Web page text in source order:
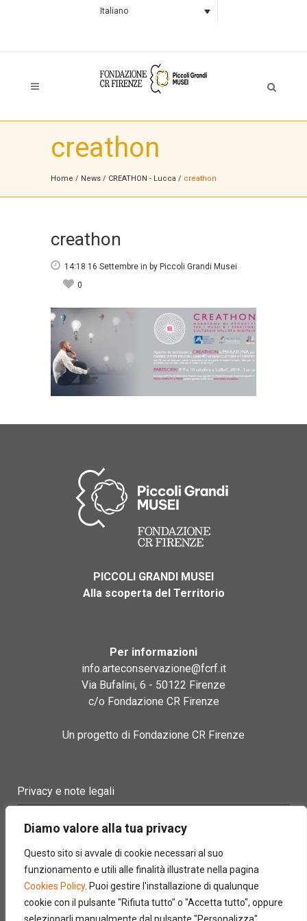
Diamo valore alla tua privacy
Questo sito si avvale di cookie necessari al suo
funzionamento e utili alle finalità illustrate nella pagina
Cookies Policy. Puoi gestire l'installazione di qualunque
cookie con il pulsante "Rifiuta tutto" o "Accetta tutto", oppure
Italiano
creathon
Home / News / CREATHON - Lucca / creathon
creathon
14:18 16 Settembre in by Piccoli Grandi Musei
0
PICCOLI GRANDI MUSEI
Alla scoperta del Territorio
Per informazioni
info.arteconservazione@fcrf.it
Via Bufalini, 6 - 50122 Firenze
c/o Fondazione CR Firenze
Un progetto di Fondazione CR Firenze
Privacy e note legali
Cookie policy
Contatti